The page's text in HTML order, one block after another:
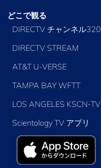
どこで観る
DIRECTV チャンネル320
DIRECTV STREAM
AT&T U-VERSE
TAMPA BAY WFTT
LOS ANGELES KSCN-TV
Scientology TV アプリ